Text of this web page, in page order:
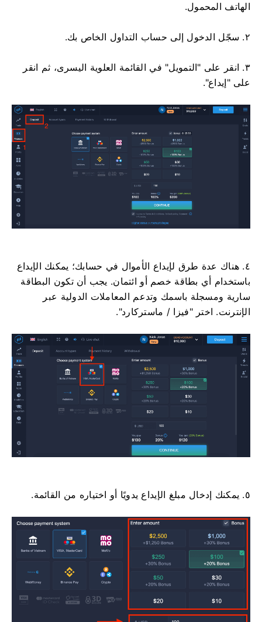
الهاتف المحمول.
٢. سجّل الدخول إلى حساب التداول الخاص بك.
٣. انقر على "التمويل" في القائمة العلوية اليسرى، ثم انقر
على "إيداع".
٤. هناك عدة طرق لإيداع الأموال في حسابك؛ يمكنك الإيداع
باستخدام أي بطاقة خصم أو ائتمان. يجب أن تكون البطاقة
سارية ومسجلة باسمك وتدعم المعاملات الدولية عبر
الإنترنت. اختر "فيزا / ماستركارد".
٥. يمكنك إدخال مبلغ الإيداع يدويًا أو اختياره من القائمة.